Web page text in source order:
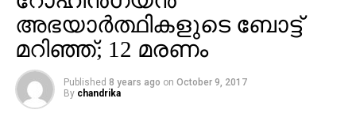
അഭയാര്‍ത്ഥികളുടെ ബോട്ട്
മറിഞ്ഞ്; 12 മരണം
Published 8 years ago on October 9, 2017
By chandrika